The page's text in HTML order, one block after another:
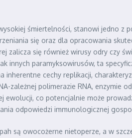
śmiertelności, stanowi jedno z
się oraz dla opracowania
zalicza się również wirusy odry czy
innych paramyksowirusów, ta
inherentne cechy replikacji,
zależnej polimerazie RNA, enzymie
ewolucji, co potencjalnie może
odpowiedzi immunologicznej
są owocożerne nietoperze, a w